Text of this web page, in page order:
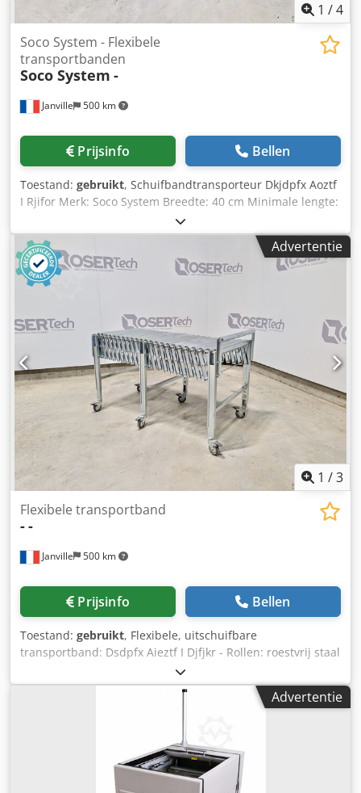
1 /4
Janville 500 km
Soco System - Flexibele
transportbanden
Soco System -
Prijsinfo Bellen
Toestand: gebruikt, Schuifbandtransporteur Dkjdpfx Aoztf
I Rjifor Merk: Soco System Breedte: 40 cm Minimale lengte:
155 cm Maximale lengte: 540 cm Hoogte: verstelbare poten
(70 cm op de foto)
Advertentie
1 /3
Janville 500 km
Flexibele transportband
--
Prijsinfo Bellen
Toestand: gebruikt, Flexibele, uitschuifbare
transportband: Dsdpfx Aieztf I Djfjkr - Rollen: roestvrij staal
- Breedte: 50 cm - Minimale lengte: 115 cm - Maximale
lengte: 300 cm - Hoogte: verstelbare poten (70 cm op de
Advertentie